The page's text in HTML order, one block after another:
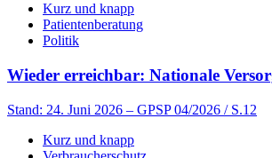
Kurz und knapp
Patientenberatung
Politik
Wieder erreichbar: Nationale
Stand: 24. Juni 2026 – GPSP 04/2026 / S.12
Kurz und knapp